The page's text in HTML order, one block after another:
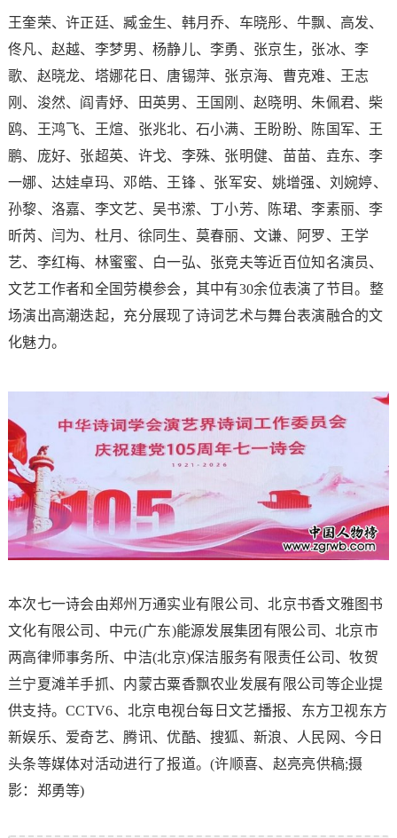
王奎荣、许正廷、臧金生、韩月乔、车晓彤、牛飘、高发、
佟凡、赵越、李梦男、杨静儿、李勇、张京生，张冰、李
歌、赵晓龙、塔娜花日、唐锡萍、张京海、曹克难、王志
刚、浚然、阎青妤、田英男、王国刚、赵晓明、朱佩君、柴
鸥、王鸿飞、王煊、张兆北、石小满、王盼盼、陈国军、王
鹏、庞好、张超英、许戈、李殊、张明健、苗苗、垚东、李
一娜、达娃卓玛、邓皓、王锋 、张军安、姚增强、刘婉婷、
孙黎、洛嘉、李文艺、吴书潆、丁小芳、陈珺、李素丽、李
昕芮、闫为、杜月、徐同生、莫春丽、文谦、阿罗、王学
艺、李红梅、林蜜蜜、白一弘、张竞夫等近百位知名演员、
文艺工作者和全国劳模参会，其中有30余位表演了节目。整
场演出高潮迭起，充分展现了诗词艺术与舞台表演融合的文
化魅力。
本次七一诗会由郑州万通实业有限公司、北京书香文雅图书
文化有限公司、中元(广东)能源发展集团有限公司、北京市
两高律师事务所、中洁(北京)保洁服务有限责任公司、牧贺
兰宁夏滩羊手抓、内蒙古粟香飘农业发展有限公司等企业提
供支持。CCTV6、北京电视台每日文艺播报、东方卫视东方
新娱乐、爱奇艺、腾讯、优酷、搜狐、新浪、人民网、今日
头条等媒体对活动进行了报道。(许顺喜、赵亮亮供稿;摄
影：郑勇等)